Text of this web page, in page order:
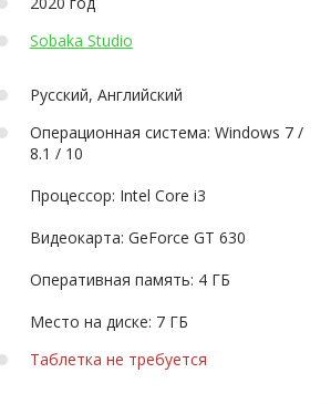
Sobaka Studio
Русский, Английский
Операционная система: Windows 7 /
8.1 / 10
Процессор: Intel Core i3
Видеокарта: GeForce GT 630
Оперативная память: 4 ГБ
Место на диске: 7 ГБ
Таблетка не требуется